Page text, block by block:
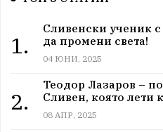
1.
Сливенски ученик
да промени света!
04 ЮНИ, 2025
2.
Теодор Лазаров –
Сливен, която лети
08 АПР, 2025